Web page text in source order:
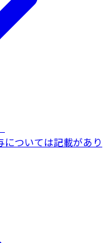
については記載があり